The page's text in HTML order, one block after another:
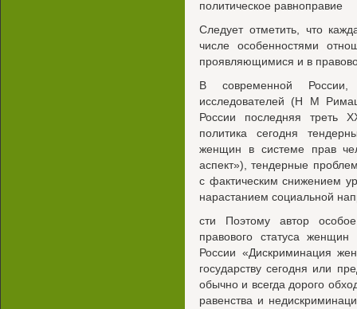
политическое равноправие
Следует отметить, что
числе особенностями
проявляющимися и в
В современной
исследователей (Н М
России последняя треть
политика сегодня
женщин в системе прав
аспект»), тендерные
с фактическим снижением
нарастанием социальной
сти Поэтому автор
правового статуса женщин
России «Дискриминация
государству сегодня или
обычно и всегда дорого
равенства и